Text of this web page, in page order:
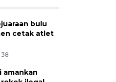
bulu
cetak atlet
amankan